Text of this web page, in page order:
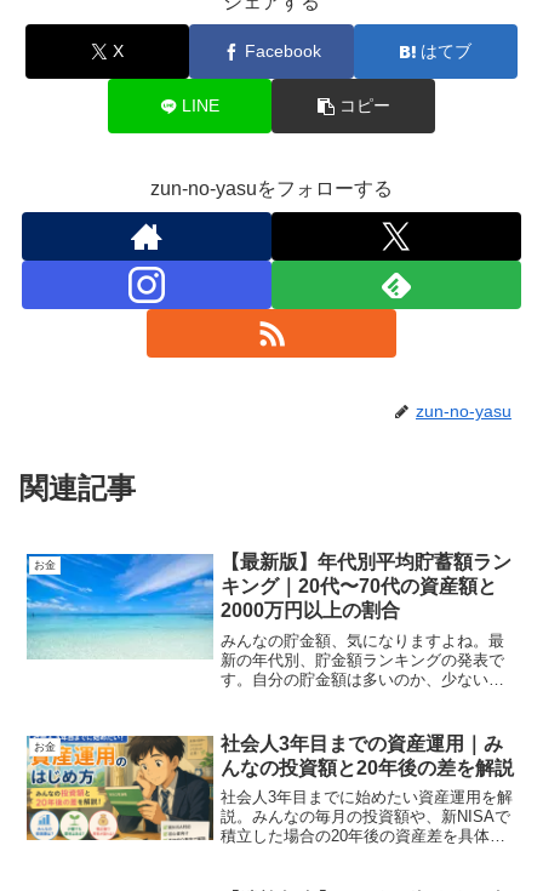
X Facebook はてブ
LINE コピー
zun-no-yasuをフォローする
zun-no-yasu
関連記事
お金
【最新版】年代別平均貯蓄額ラン
キング｜20代〜70代の資産額と
2000万円以上の割合
みんなの貯金額、気になりますよね。最
新の年代別、貯金額ランキングの発表で
す。自分の貯金額は多いのか、少ないの
お金
社会人3年目までの資産運用｜み
んなの投資額と20年後の差を解説
社会人3年目までに始めたい資産運用を解
説。みんなの毎月の投資額や、新NISAで
積立した場合の20年後の資産差を具体的